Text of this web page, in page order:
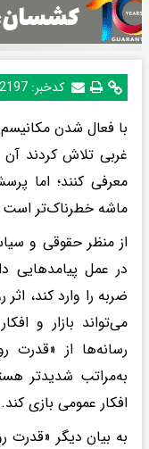
کدخبر:
با فعال شدن
غربی تلاش کردند آن
معرفی کنند؛ اما
ماشه خطرناک‌تر است
از منظر حقوقی و
در عمل پیامدهایی
ضربه را وارد کند،
می‌تواند بازار و
رسانه‌ها از «قدرت
به‌مراتب شدیدتر
افکار عمومی بازی کند.
به بیان دیگر